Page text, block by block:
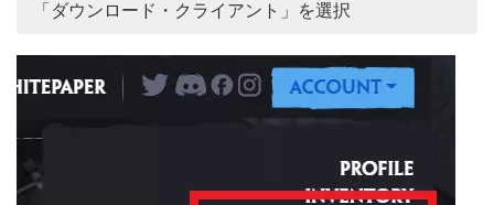
「ダウンロード・クライアント」を選択